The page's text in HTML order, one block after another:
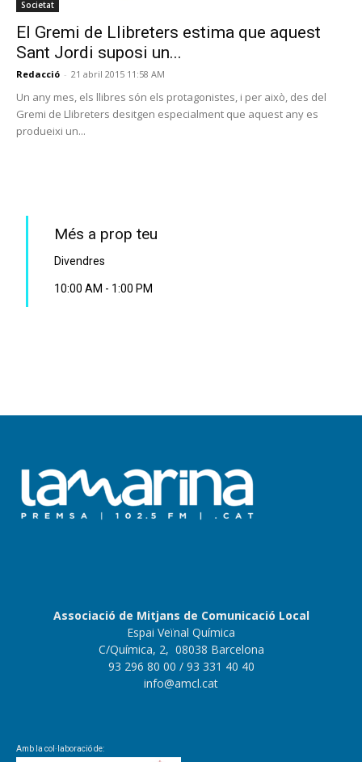
Societat
El Gremi de Llibreters estima que aquest
Sant Jordi suposi un...
Redacció - 21 abril 2015 11:58 AM
Un any mes, els llibres són els protagonistes, i per això, des del
Gremi de Llibreters desitgen especialment que aquest any es
produeixi un...
Més a prop teu
Divendres
10:00 AM - 1:00 PM
Associació de Mitjans de Comunicació Local
Espai Veïnal Química
C/Química, 2, 08038 Barcelona
93 296 80 00 / 93 331 40 40
info@amcl.cat
Amb la col·laboració de: